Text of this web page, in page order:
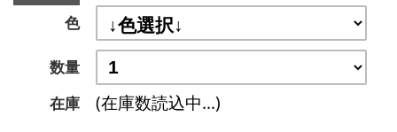
色
数量
在庫
(在庫数読込中...)